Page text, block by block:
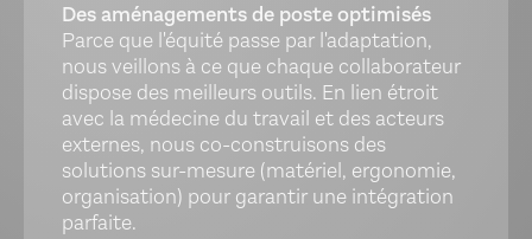
Des aménagements de poste optimisés
Parce que l'équité passe par l'adaptation,
nous veillons à ce que chaque collaborateur
dispose des meilleurs outils. En lien étroit
avec la médecine du travail et des acteurs
externes, nous co-construisons des
solutions sur-mesure (matériel, ergonomie,
organisation) pour garantir une intégration
parfaite.